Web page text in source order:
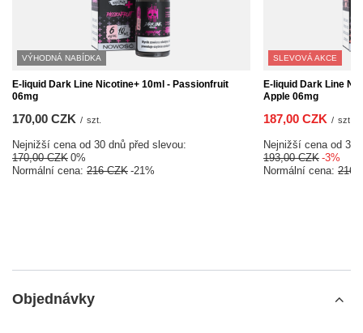
VÝHODNÁ NABÍDKA
E-liquid Dark Line Nicotine+ 10ml - Passionfruit
06mg
170,00 CZK / szt.
Nejnižší cena od 30 dnů před slevou:
170,00 CZK 0%
Normální cena: 216 CZK -21%
SLEVOVÁ AKCE
E-liquid Dark Line
Apple 06mg
187,00 CZK / szt.
Nejnižší cena od 30
193,00 CZK -3%
Normální cena: 216
Objednávky